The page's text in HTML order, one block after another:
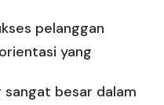
pelanggan
yang
sangat besar dalam